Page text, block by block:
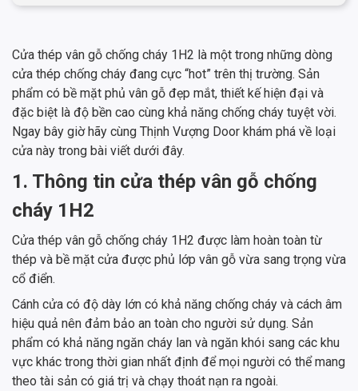
Cửa thép vân gỗ chống cháy 1H2 là một trong những dòng
cửa thép chống cháy đang cực “hot” trên thị trường. Sản
phẩm có bề mặt phủ vân gỗ đẹp mắt, thiết kế hiện đại và
đặc biệt là độ bền cao cùng khả năng chống cháy tuyệt vời.
Ngay bây giờ hãy cùng Thịnh Vượng Door khám phá về loại
cửa này trong bài viết dưới đây.
1. Thông tin cửa thép vân gỗ chống
cháy 1H2
Cửa thép vân gỗ chống cháy 1H2 được làm hoàn toàn từ
thép và bề mặt cửa được phủ lớp vân gỗ vừa sang trọng vừa
cổ điển.
Cánh cửa có độ dày lớn có khả năng chống cháy và cách âm
hiệu quả nên đảm bảo an toàn cho người sử dụng. Sản
phẩm có khả năng ngăn cháy lan và ngăn khói sang các khu
vực khác trong thời gian nhất định để mọi người có thể mang
theo tài sản có giá trị và chạy thoát nạn ra ngoài.